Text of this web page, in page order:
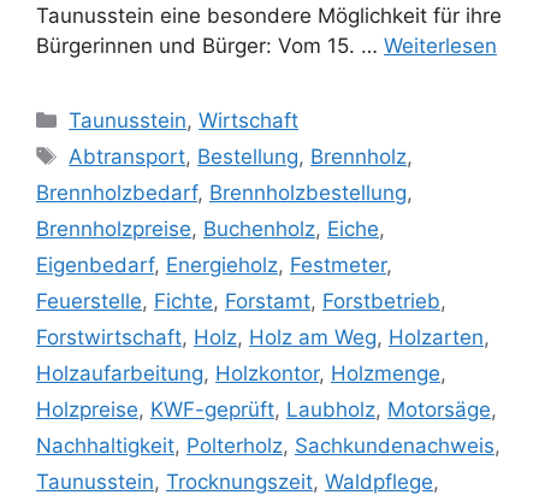
Taunusstein eine besondere Möglichkeit für ihre
Bürgerinnen und Bürger: Vom 15. … Weiterlesen
Kategorien
Taunusstein,Wirtschaft
Schlagwörter
Abtransport, Bestellung, Brennholz,
Brennholzbedarf, Brennholzbestellung,
Brennholzpreise, Buchenholz, Eiche,
Eigenbedarf, Energieholz, Festmeter,
Feuerstelle, Fichte, Forstamt, Forstbetrieb,
Forstwirtschaft, Holz, Holz am Weg, Holzarten,
Holzaufarbeitung, Holzkontor, Holzmenge,
Holzpreise, KWF-geprüft, Laubholz, Motorsäge,
Nachhaltigkeit, Polterholz, Sachkundenachweis,
Taunusstein, Trocknungszeit, Waldpflege,